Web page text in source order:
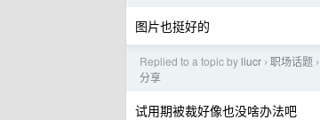
图片也挺好的
Replied to a topic by liucr › 职场话题 ›
分享
试用期被裁好像也没啥办法吧